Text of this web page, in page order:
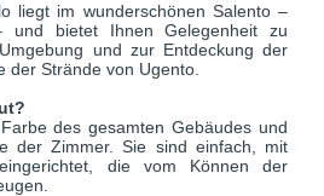
liegt im wunderschönen Salento –
und bietet Ihnen Gelegenheit zu
und zur Entdeckung der
der Strände von Ugento.
des gesamten Gebäudes und
der Zimmer. Sie sind einfach, mit
die vom Können der